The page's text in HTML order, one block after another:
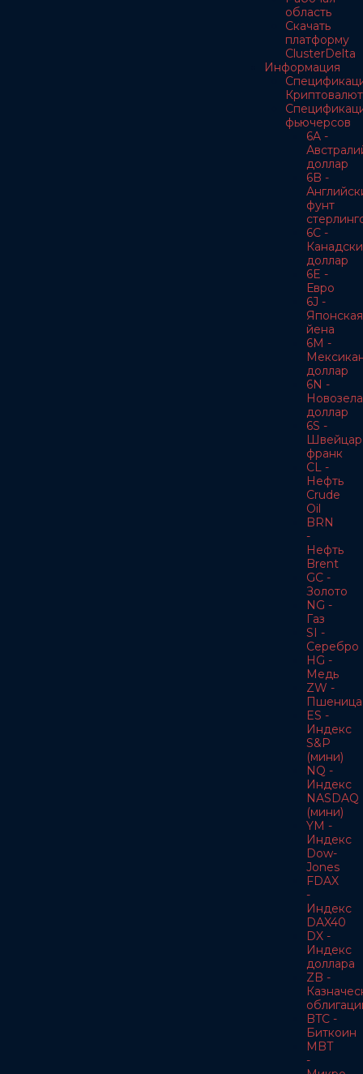
область
Скачать
платформу
ClusterDelta
Информация
Криптовалют
фьючерсов
6A -
доллар
6B -
фунт
6C -
доллар
6E -
Евро
6J -
Японская
йена
6M -
доллар
6N -
доллар
6S -
франк
CL -
Нефть
Crude
Oil
BRN
-
Нефть
Brent
GC -
Золото
NG -
Газ
SI -
Серебро
HG -
Медь
ZW -
Пшеница
ES -
Индекс
S&P
(мини)
NQ -
Индекс
NASDAQ
(мини)
YM -
Индекс
Dow-
Jones
FDAX
-
Индекс
DAX40
DX -
Индекс
доллара
ZB -
BTC -
Биткоин
MBT
-